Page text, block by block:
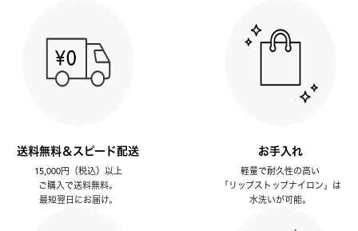
送料無料＆スピード配送
15,000円（税込）以上
ご購入で送料無料。
最短翌日にお届け。
お手入れ
軽量で耐久性の高い
「リップストップナイロン」は
水洗いが可能。